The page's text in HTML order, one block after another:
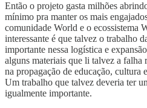
Então o projeto gasta milhões
mínimo pra manter os mais
comunidade World e o ecossistema
interessante é que talvez o trabalho
importante nessa logística e
alguns materiais que li talvez a falha
na propagação de educação, cultura
Um trabalho que talvez deveria ter
igualmente importante.